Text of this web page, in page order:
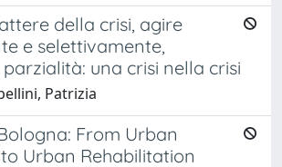
della crisi, agire
e selettivamente,
una crisi nella crisi
Patrizia
From Urban
Urban Rehabilitation